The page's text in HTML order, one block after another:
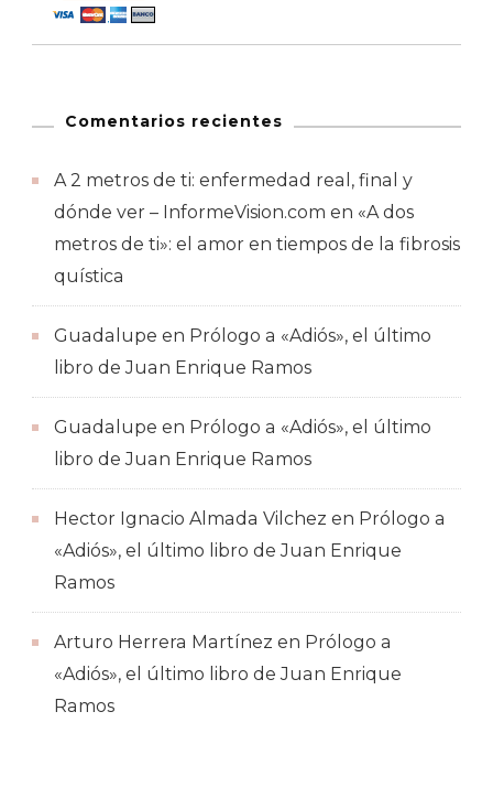
Comentarios recientes
A 2 metros de ti: enfermedad real, final y
dónde ver – InformeVision.com en «A dos
metros de ti»: el amor en tiempos de la fibrosis
quística
Guadalupe en Prólogo a «Adiós», el último
libro de Juan Enrique Ramos
Guadalupe en Prólogo a «Adiós», el último
libro de Juan Enrique Ramos
Hector Ignacio Almada Vilchez en Prólogo a
«Adiós», el último libro de Juan Enrique
Ramos
Arturo Herrera Martínez en Prólogo a
«Adiós», el último libro de Juan Enrique
Ramos